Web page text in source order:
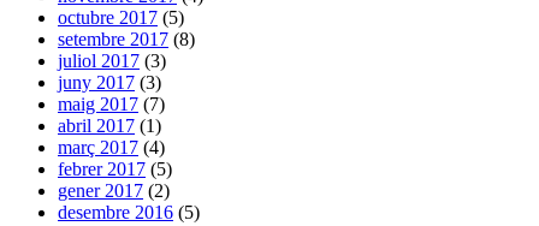
octubre 2017 (5)
setembre 2017 (8)
juliol 2017 (3)
juny 2017 (3)
maig 2017 (7)
abril 2017 (1)
març 2017 (4)
febrer 2017 (5)
gener 2017 (2)
desembre 2016 (5)